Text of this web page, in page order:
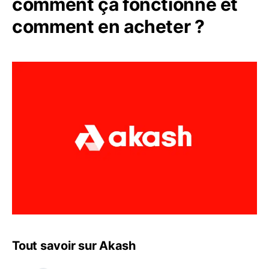
comment en acheter ?
Tout savoir sur Akash